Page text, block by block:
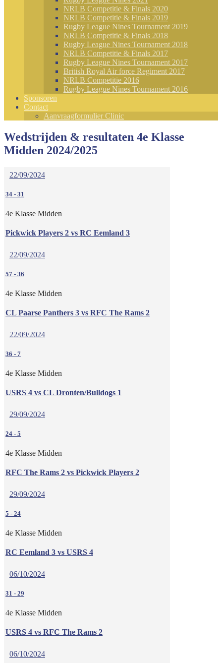
NRLB Competitie & Finals 2020
NRLB Competitie & Finals 2019
Rugby League Nines Tournament 2019
NRLB Competitie & Finals 2018
Rugby League Nines Tournament 2018
NRLB Competitie & Finals 2017
Rugby League Nines Tournament 2017
British Royal Air force Regiment 2017
NRLB Competitie 2016
Rugby League Nines Tournament 2016
Sponsoren
Contact
Aanvraagformulier Clinic
Wedstrijden & resultaten 4e Klasse
Midden 2024/2025
22/09/2024
34 - 31
4e Klasse Midden
Pickwick Players 2 vs RC Eemland 3
22/09/2024
57 - 36
4e Klasse Midden
CL Paarse Panthers 3 vs RFC The Rams 2
22/09/2024
36 - 7
4e Klasse Midden
USRS 4 vs CL Dronten/Bulldogs 1
29/09/2024
24 - 5
4e Klasse Midden
RFC The Rams 2 vs Pickwick Players 2
29/09/2024
5 - 24
4e Klasse Midden
RC Eemland 3 vs USRS 4
06/10/2024
31 - 29
4e Klasse Midden
USRS 4 vs RFC The Rams 2
06/10/2024